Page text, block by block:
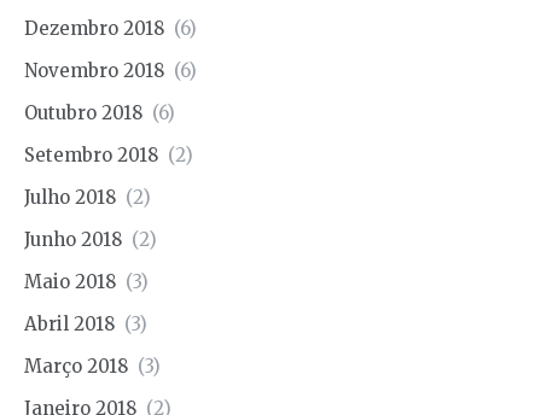
Dezembro 2018 (6)
Novembro 2018 (6)
Outubro 2018 (6)
Setembro 2018 (2)
Julho 2018 (2)
Junho 2018 (2)
Maio 2018 (3)
Abril 2018 (3)
Março 2018 (3)
Janeiro 2018 (2)